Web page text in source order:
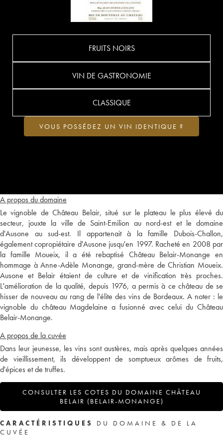
A propos du domaine
Le vignoble de Château Belair, situé sur le plateau le plus élevé du
secteur, jouxte la ville de Saint-Emilion au nord-est et le domaine
d'Ausone au sud-est. Il appartenait à la famille Dubois-Challon,
également copropiétaire d'Ausone jusqu'en 1997. Racheté en 2008 par
la famille Moueix, il a été rebaptisé Château Belair-Monange en
hommage à Anne-Adèle Monange, grand-mère de Christian Moueix.
Ausone et Belair étaient de culture et de vinification très proches.
L'amélioration de la qualité, depuis 1976, a permis à ce château de se
hisser de nouveau au rang de l'élite des vins de Bordeaux. A noter : le
vignoble du château Magdelaine a fusionné avec celui du Château
Belair-Monange.
A propos de la cuvée
Dans leur jeunesse, les vins sont austères, mais après quelques années
de vieillissement, ils développent de somptueux arômes de fruits,
d'épices et de truffes.
CONSULTER LES COTES DU DOMAINE CHÂTEAU
BELAIR (BELAIR-MONANGE)
FRUITS NOIRS
VIN DE GASTRONOMIE
CLASSIQUE
VOUS POSSÉDEZ UN VIN IDENTIQUE ?
CARACTÉRISTIQUES
DU DOMAINE & DE LA
CUVÉE